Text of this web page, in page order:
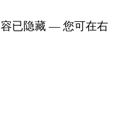
容已隐藏 — 您可在右